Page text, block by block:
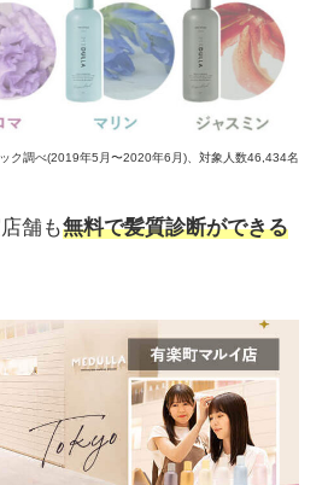
ク調べ(2019年5月〜2020年6月)、対象人数46,434名
舗も無料で髪質診断ができる